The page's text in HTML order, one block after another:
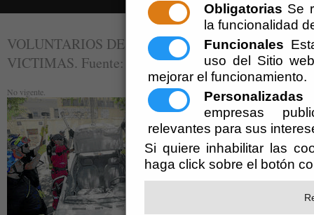
Obligatorias Se
la funcionalidad
Funcionales
uso del Sitio
mejorar el funcionamiento.
Personalizadas
empresas
relevantes para sus
Si quiere inhabilitar las
haga click sobre el botón
VOLUNTARIOS DE PROTECCIÓN CIVIL
VICTIMAS. Fuente: Diario de Almería.
No vigente.